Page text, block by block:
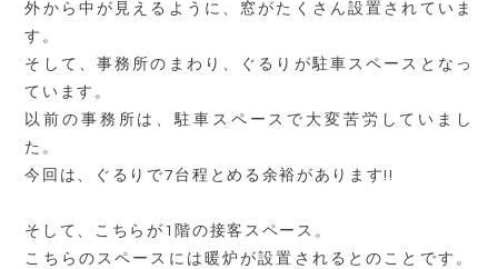
外から中が見えるように、窓がたくさん設置されていま
す。
そして、事務所のまわり、ぐるりが駐車スペースとなっ
ています。
以前の事務所は、駐車スペースで大変苦労していまし
た。
今回は、ぐるりで7台程とめる余裕があります!!
そして、こちらが1階の接客スペース。
こちらのスペースには暖炉が設置されるとのことです。